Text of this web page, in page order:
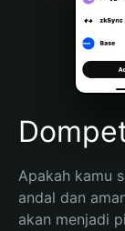
Português (Brasil)
Español
Apakah kamu
andal dan
akan menjadi